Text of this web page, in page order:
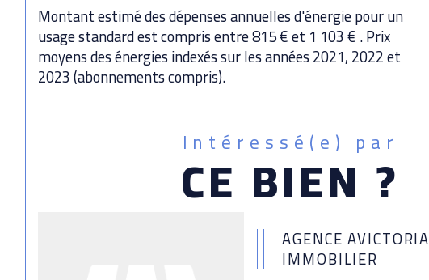
Montant estimé des dépenses annuelles d'énergie pour un
usage standard est compris entre 815 € et 1 103 € . Prix
moyens des énergies indexés sur les années 2021, 2022 et
2023 (abonnements compris).
Intéressé(e) par
CE BIEN ?
AGENCE AVICTORIA
IMMOBILIER